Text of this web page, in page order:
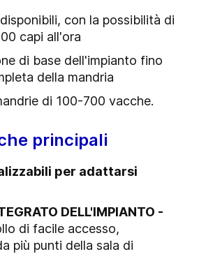
con la possibilità di
capi all'ora
di base dell'impianto fino
della mandria
di 100-700 vacche.
principali
per adattarsi
DELL'IMPIANTO -
di facile accesso,
più punti della sala di